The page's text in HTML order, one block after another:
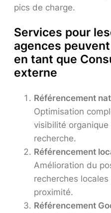
pics de charge.
Services pour
agences
en tant que
externe
Référencement
Optimisation
visibilité
recherche.
Référencement
Amélioration du
recherches
proximité.
Référencement